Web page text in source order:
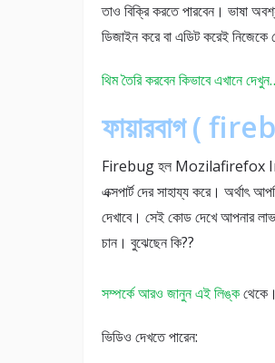
তাও বিক্রি করতে পারবেন। ভাষা
ডিজাইন করে বা এডিট করেই
থিম তৈরি করবেন কিভাবে এখানে
ফায়ারবাগ (
Firebug হল Mozilafirefox
এক্সপার্ট দের সাহায্য করে।
দেখাবে। সেই কোড দেখে আপনার
চান। বুঝেছেন কি??
সম্পর্কে আরও জানুন এইলিঙ্কথেকে।
ভিডিও দেখতে পারেন: